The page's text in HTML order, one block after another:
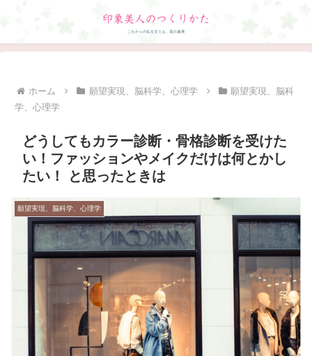
ホーム 願望実現、脳科学、心理学
願望実現、脳科
学、心理学
どうしてもカラー診断・骨格診断を受けた
い！ファッションやメイクだけは何とかし
たい！ と思ったときは
願望実現、脳科学、心理学